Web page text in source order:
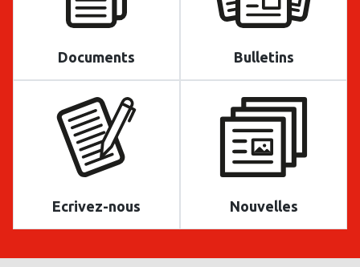
Documents Bulletins
Ecrivez-nous Nouvelles